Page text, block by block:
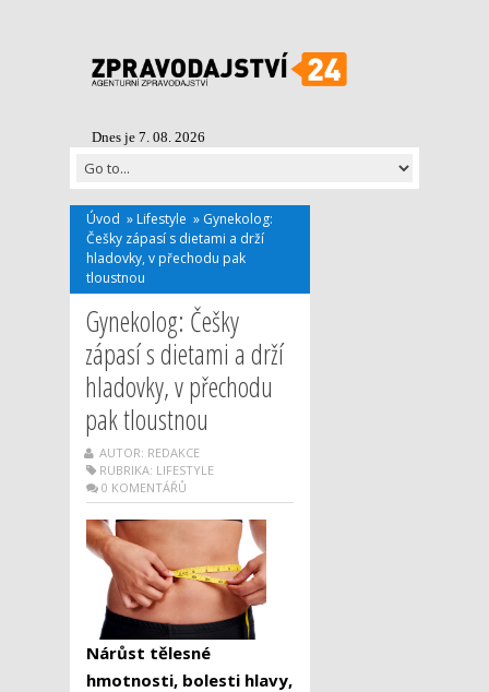
Dnes je 7. 08. 2026
Úvod » Lifestyle » Gynekolog:
Češky zápasí s dietami a drží
hladovky, v přechodu pak
tloustnou
Gynekolog: Češky
zápasí s dietami a drží
hladovky, v přechodu
pak tloustnou
AUTOR: REDAKCE
RUBRIKA: LIFESTYLE
0 KOMENTÁŘŮ
Nárůst tělesné
hmotnosti, bolesti hlavy,